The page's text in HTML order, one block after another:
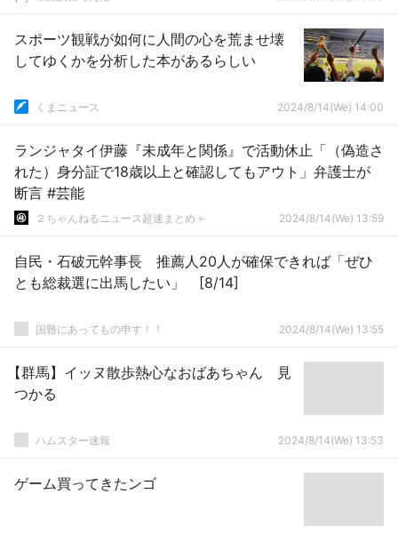
スポーツ観戦が如何に人間の心を荒ませ壊
してゆくかを分析した本があるらしい
くまニュース 2024/8/14(We) 14:00
ランジャタイ伊藤『未成年と関係』で活動休止「（偽造さ
れた）身分証で18歳以上と確認してもアウト」弁護士が
断言 #芸能
２ちゃんねるニュース超速まとめ＋ 2024/8/14(We) 13:59
自民・石破元幹事長 推薦人20人が確保できれば「ぜひ
とも総裁選に出馬したい」 [8/14]
国難にあってもの申す！！ 2024/8/14(We) 13:55
【群馬】イッヌ散歩熱心なおばあちゃん 見
つかる
ハムスター速報 2024/8/14(We) 13:53
ゲーム買ってきたンゴ